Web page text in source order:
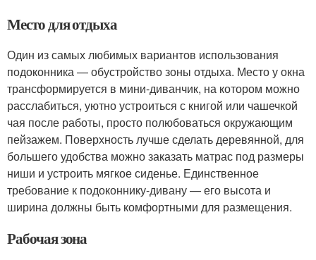
Место для отдыха
Один из самых любимых вариантов использования
подоконника — обустройство зоны отдыха. Место у окна
трансформируется в мини-диванчик, на котором можно
расслабиться, уютно устроиться с книгой или чашечкой
чая после работы, просто полюбоваться окружающим
пейзажем. Поверхность лучше сделать деревянной, для
большего удобства можно заказать матрас под размеры
ниши и устроить мягкое сиденье. Единственное
требование к подоконнику-дивану — его высота и
ширина должны быть комфортными для размещения.
Рабочая зона